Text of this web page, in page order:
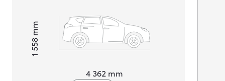
4 362 mm
Height1 558
mm